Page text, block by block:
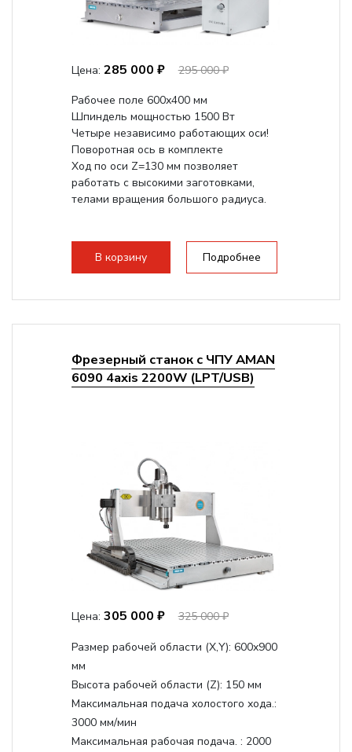
Цена: 285 000 ₽
295 000 ₽
Рабочее поле 600х400 мм
Шпиндель мощностью 1500 Вт
Четыре независимо работающих оси!
Поворотная ось в комплекте
Ход по оси Z=130 мм позволяет
работать с высокими заготовками,
телами вращения большого радиуса.
В корзину Подробнее
Фрезерный станок с ЧПУ AMAN
6090 4axis 2200W (LPT/USB)
Цена: 305 000 ₽ 325 000 ₽
Размер рабочей области (Х,Y): 600x900
мм
Высота рабочей области (Z): 150 мм
Максимальная подача холостого хода.:
3000 мм/мин
Максимальная рабочая подача. : 2000